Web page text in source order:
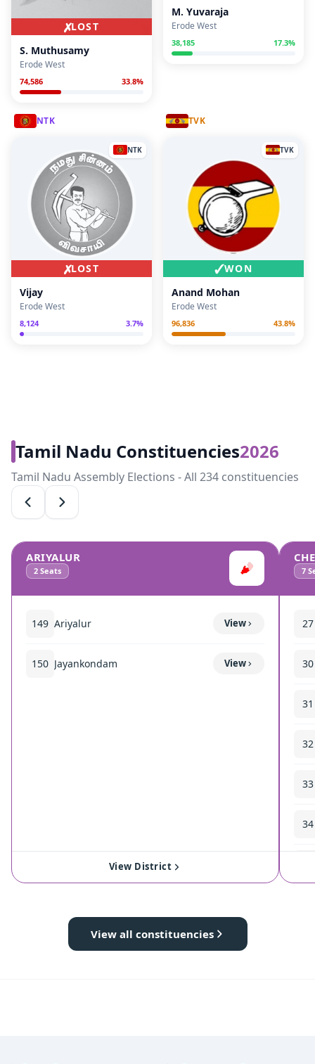
✗LOST
S. Muthusamy
Erode West
74,586 33.8%
M. Yuvaraja
Erode West
38,185 17.3%
NTK
✗LOST
NTK
Vijay
Erode West
8,124 3.7%
TVK
✓WON
TVK
Anand Mohan
Erode West
96,836 43.8%
Tamil Nadu Constituencies2026
Tamil Nadu Assembly Elections - All 234 constituencies
ARIYALUR
2 Seats
149 Ariyalur View
150 Jayankondam View
View District
7
27
30
31
32
33
34
View all constituencies